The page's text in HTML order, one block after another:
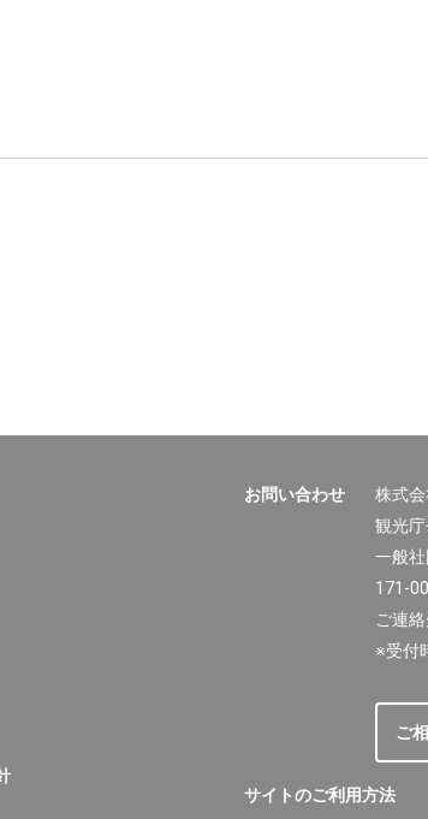
お問い合わせ
株式
観光
一般
171-
ご連
※受付
ご
サイトのご利用方法